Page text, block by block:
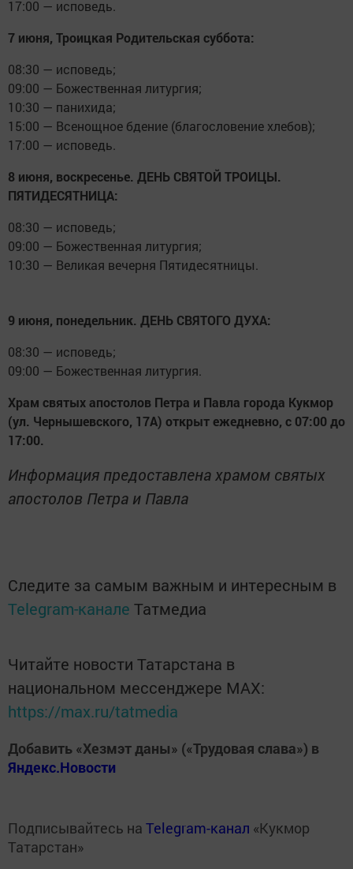
17:00 — исповедь.
7 июня, Троицкая Родительская суббота:
08:30 — исповедь;
09:00 — Божественная литургия;
10:30 — панихида;
15:00 — Всенощное бдение (благословение хлебов);
17:00 — исповедь.
8 июня, воскресенье. ДЕНЬ СВЯТОЙ ТРОИЦЫ.
ПЯТИДЕСЯТНИЦА:
08:30 — исповедь;
09:00 — Божественная литургия;
10:30 — Великая вечерня Пятидесятницы.
9 июня, понедельник. ДЕНЬ СВЯТОГО ДУХА:
08:30 — исповедь;
09:00 — Божественная литургия.
Храм святых апостолов Петра и Павла города Кукмор
(ул. Чернышевского, 17А) открыт ежедневно, с 07:00 до
17:00.
Информация предоставлена храмом святых
апостолов Петра и Павла
Следите за самым важным и интересным в
Telegram-канале Татмедиа
Читайте новости Татарстана в
национальном мессенджере MАХ:
https://max.ru/tatmedia
Добавить «Хезмэт даны» («Трудовая слава») в
Яндекс.Новости
Подписывайтесь на Telegram-канал «Кукмор
Татарстан»